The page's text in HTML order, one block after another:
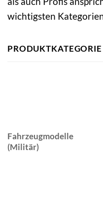
wichtigsten
PRODUKTKATEGORIE
Fahrzeugmodelle
(Militär)